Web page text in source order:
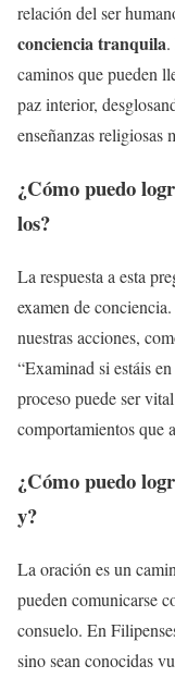
relación del ser
conciencia tranquila.
caminos que pueden
paz interior,
enseñanzas religiosas
¿Cómo puedo
los?
La respuesta a esta
examen de
nuestras acciones,
“Examinad si estáis
proceso puede ser
comportamientos que
¿Cómo puedo
y?
La oración es un
pueden comunicarse
consuelo. En
sino sean conocidas